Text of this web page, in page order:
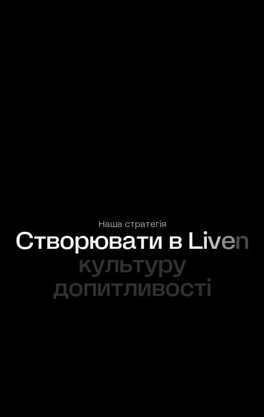
Наша стратегія
Створювати в Liven
культуру
допитливості